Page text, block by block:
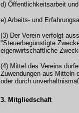
d) Öffentlichkeitsarbeit
e) Arbeits- und
(3) Der Verein verfolgt
"Steuerbegünstigte
eigenwirtschaftliche
(4) Mittel des Vereins
Zuwendungen aus Mitteln
oder durch
3. Mitgliedschaft